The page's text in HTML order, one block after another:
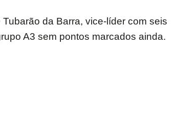
da Barra, vice-líder com seis
A3 sem pontos marcados ainda.